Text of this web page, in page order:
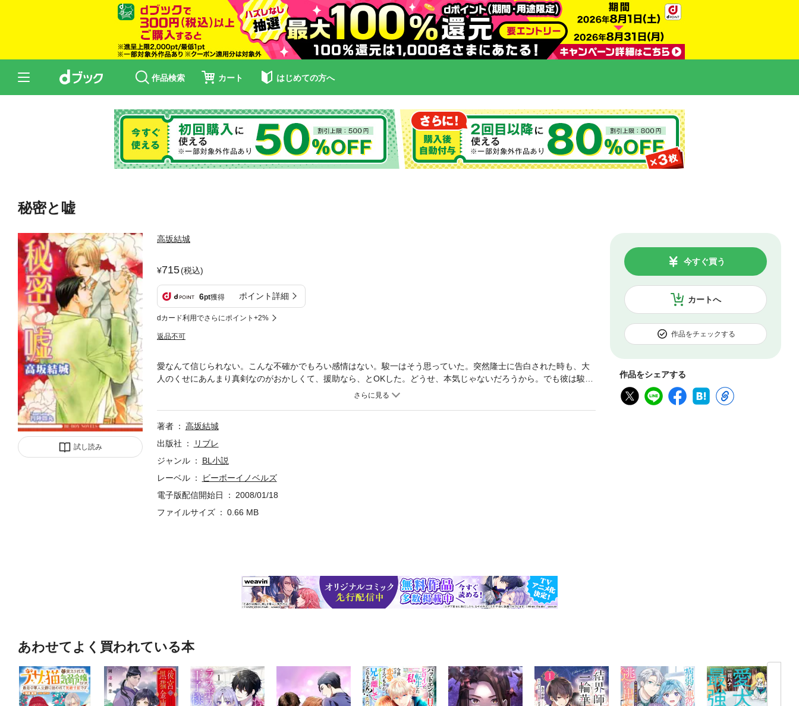
作品検索 カート はじめての方へ
秘密と嘘
試し読み
高坂結城
715(税込)
6pt獲得 ポイント詳細
dカード利用でさらにポイント+2%
返品不可
カートへ
今すぐ買う
作品をチェックする
作品をシェアする
愛なんて信じられない。こんな不確かでもろい感情はない。駿一はそう思っていた。突然隆士に告白された時も、大
人のくせにあんまり真剣なのがおかしくて、援助なら、とOKした。どうせ、本気じゃないだろうから。でも彼は駿一
に触れずに、まるで大切なもののように扱う。閉ざされていたはずの駿一の心は…？ 恋をしたくなる作品です。
著者
高坂結城
出版社
リブレ
ジャンル
BL小説
レーベル
ビーボーイノベルズ
電子版配信開始日
2008/01/18
ファイルサイズ
0.66 MB
あわせてよく買われている本